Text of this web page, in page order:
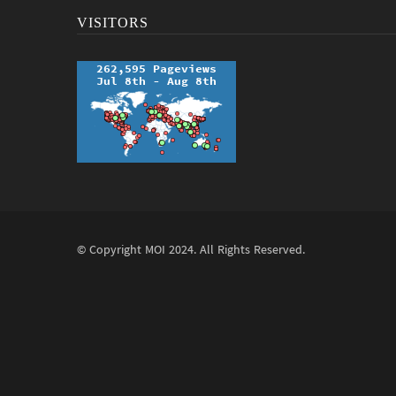
VISITORS
© Copyright MOI 2024. All Rights Reserved.